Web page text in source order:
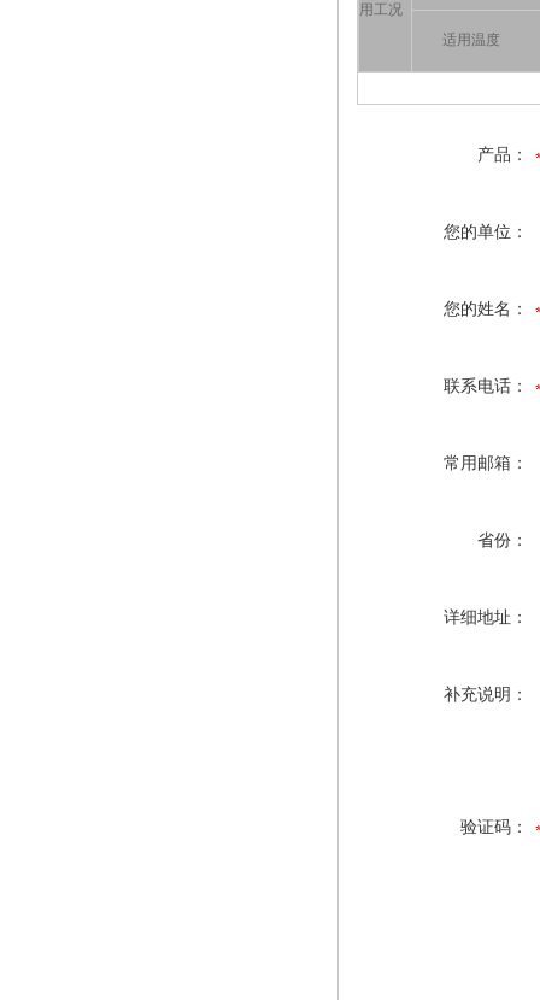
用工况
适用温度
产品：
您的单位：
您的姓名：
联系电话：
常用邮箱：
省份：
详细地址：
补充说明：
验证码：